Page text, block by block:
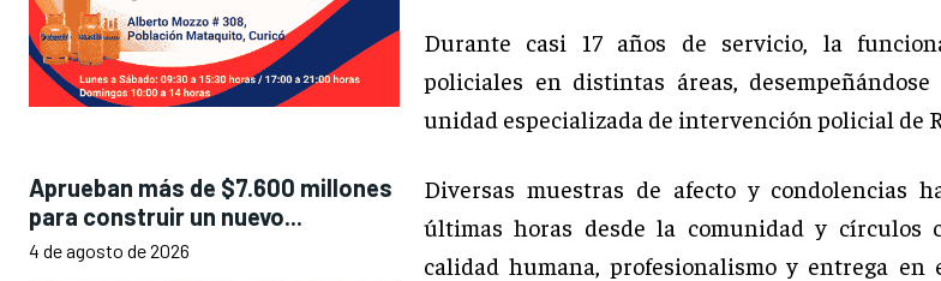
Aprueban más de $7.600 millones
para construir un nuevo...
4 de agosto de 2026
Durante casi 17 años de servicio, la
policiales en distintas áreas,
unidad especializada de intervención policial de
Diversas muestras de afecto y condolencias
últimas horas desde la comunidad y círculos
calidad humana, profesionalismo y entrega